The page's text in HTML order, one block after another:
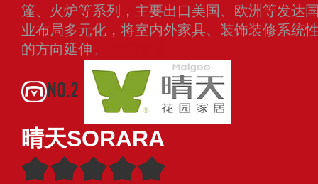
篷、火炉等系列，主要出口美国、欧洲等发达
业布局多元化，将室内外家具、装饰装修系统
的方向延伸。
NO.2
晴天SORARA